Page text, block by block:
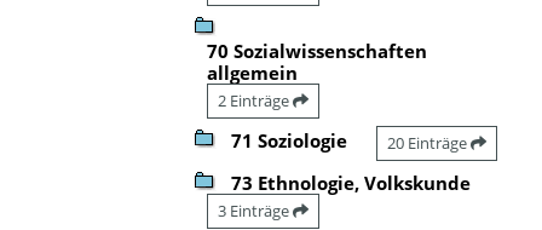
70 Sozialwissenschaften
allgemein
2 Einträge
71 Soziologie 20 Einträge
73 Ethnologie, Volkskunde
3 Einträge